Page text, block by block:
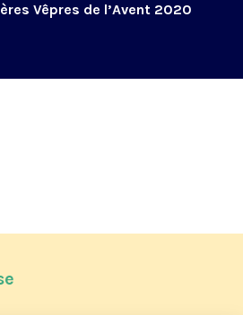
Vêpres de l’Avent 2020